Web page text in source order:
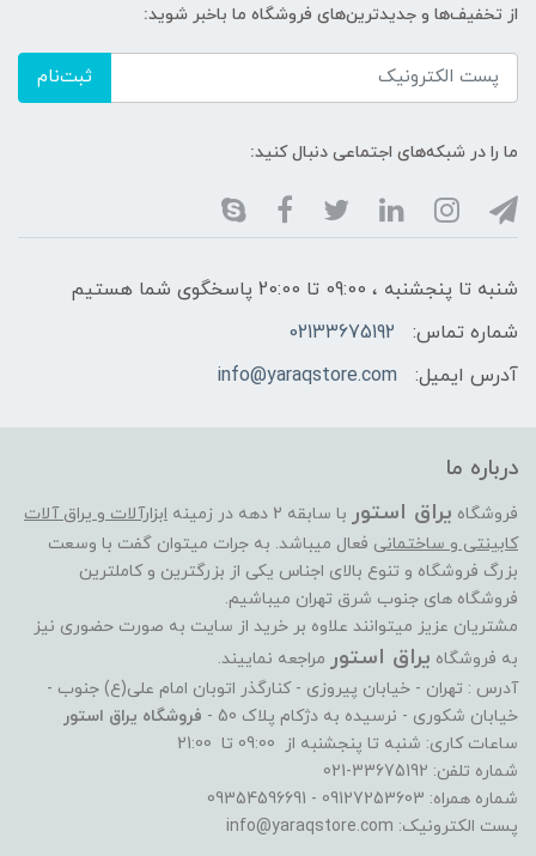
از تخفیف‌ها و جدیدترین‌های فروشگاه ما باخبر شوید:
ثبت‌نام
ما را در شبکه‌های اجتماعی دنبال کنید:
شنبه تا پنجشنبه ، 09:00 تا 20:00 پاسخگوی شما هستیم
شماره تماس:
02133675192
آدرس ایمیل:
info@yaraqstore.com
درباره ما
فروشگاه یراق استور با سابقه 2 دهه در زمینه
ابزارآلات و یراق آلات
کابینتی و ساختمانی فعال میباشد. به جرات میتوان گفت با وسعت
بزرگ فروشگاه و تنوع بالای اجناس یکی از بزرگترین و کاملترین
فروشگاه های جنوب شرق تهران میباشیم.
مشتریان عزیز میتوانند علاوه بر خرید از سایت به صورت حضوری نیز
به فروشگاه یراق استور مراجعه نماییند.
آدرس : تهران - خیابان پیروزی - کنارگذر اتوبان امام علی(ع) جنوب -
خیابان شکوری - نرسیده به دژکام پلاک 50 -
فروشگاه یراق استور
ساعات کاری: شنبه تا پنجشنبه از 09:00 تا 21:00
شماره تلفن: 33675192-021
شماره همراه: 09127253603 - 09354596691
پست الکترونیک: info@yaraqstore.com